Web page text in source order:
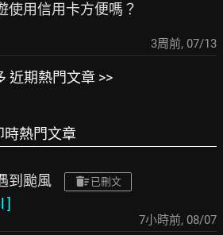
使用信用卡方便嗎？
3周前, 07/13
近期熱門文章 >>
時熱門文章
到颱風 已刪文
]
7小時前, 08/07